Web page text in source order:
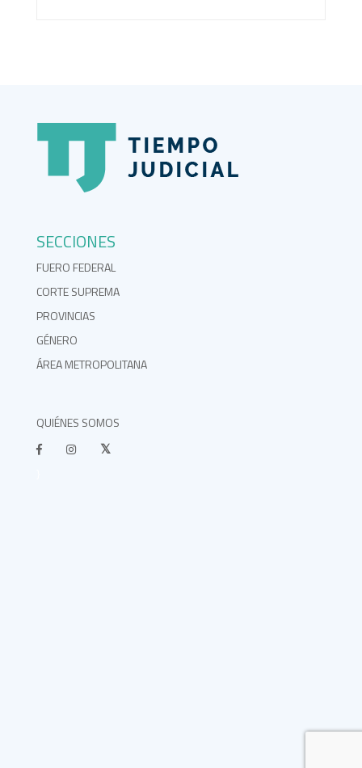
SECCIONES
FUERO FEDERAL
CORTE SUPREMA
PROVINCIAS
GÉNERO
ÁREA METROPOLITANA
QUIÉNES SOMOS